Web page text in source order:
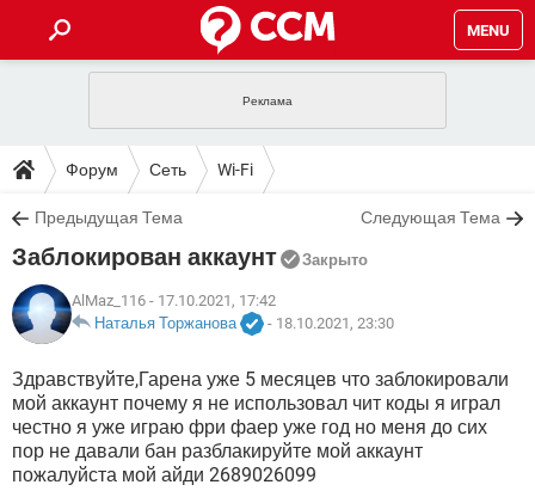
MENU
INSTAGRAM
ИГРЫ WINDOWS 10
ВКОНТАКТЕ ВИДЕО
GOOGLE
ПОЛЕЗНЫЕ СОВЕТЫ
TIKTOK
WINDOWS 10 ВКОНТАКТЕ
YANDEX
ЗАГРУЗКИ
TIKTOK TELEGRAM
WHATSAPP
FACEBOOK
WINDOWS 10 ВКОНТАКТЕ
ВИДЕО GOOGLE
YANDEX
TIKTOK TELEGRAM
FACEBOOK ИГРЫ
WINDOWS 10 ВКОНТАКТЕ
ВИДЕО GOOGLE
ЭНЦИКЛОПЕДИЯ
TIKTOK TELEGRAM
WHATSAPP INSTAGRAM
FACEBOOK ИГРЫ
Форум Сеть Wi-Fi
Предыдущая Тема Следующая Тема
Заблокирован аккаунт Закрыто
AlMaz_116 - 17.10.2021, 17:42
Наталья Торжанова
- 18.10.2021, 23:30
Здравствуйте,Гарена уже 5 месяцев что заблокировали
мой аккаунт почему я не использовал чит коды я играл
честно я уже играю фри фаер уже год но меня до сих
пор не давали бан разблакируйте мой аккаунт
пожалуйста мой айди 2689026099